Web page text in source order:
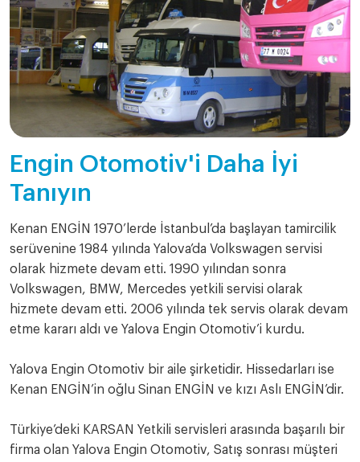
Engin Otomotiv'i Daha İyi
Tanıyın
Kenan ENGİN 1970’lerde İstanbul’da başlayan tamircilik
serüvenine 1984 yılında Yalova’da Volkswagen servisi
olarak hizmete devam etti. 1990 yılından sonra
Volkswagen, BMW, Mercedes yetkili servisi olarak
hizmete devam etti. 2006 yılında tek servis olarak devam
etme kararı aldı ve Yalova Engin Otomotiv’i kurdu.
Yalova Engin Otomotiv bir aile şirketidir. Hissedarları ise
Kenan ENGİN’in oğlu Sinan ENGİN ve kızı Aslı ENGİN’dir.
Türkiye’deki KARSAN Yetkili servisleri arasında başarılı bir
firma olan Yalova Engin Otomotiv, Satış sonrası müşteri